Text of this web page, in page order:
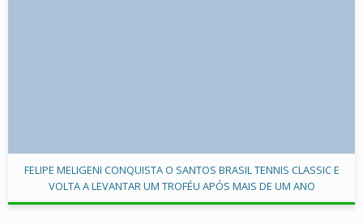
FELIPE MELIGENI CONQUISTA O SANTOS BRASIL TENNIS CLASSIC E
VOLTA A LEVANTAR UM TROFÉU APÓS MAIS DE UM ANO